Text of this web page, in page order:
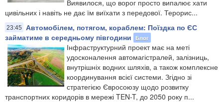
Виявилося, що ворог просто випалює хати
цивільних і навіть не дає їм виїхати з передової. Терорис...
23:45
Автомобілем, потягом, кораблем: Поїздка по ЄС
займатиме в середньому півгодини
Блог
Інфраструктурний проект має на меті
удосконалення автомагістралей, залізниць,
внутрішніх водних шляхів, а також комплексне
координування всієї системи. Згідно зі
стратегією Євросоюзу щодо розвитку
транспортних коридорів в мережі TEN-T, до 2050 року п...